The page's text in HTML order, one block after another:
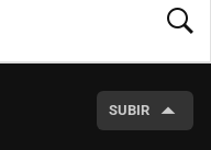
SUBIR